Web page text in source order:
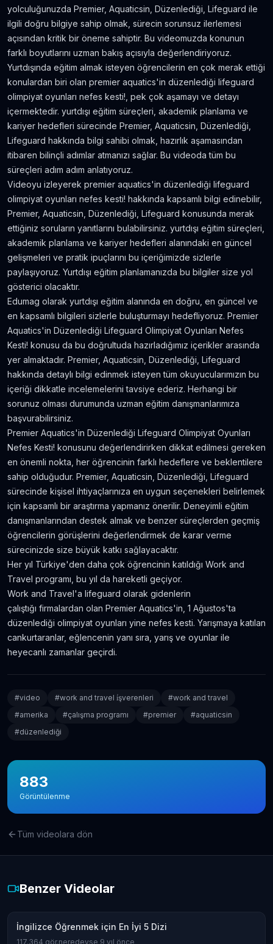
Avustralya’da Çekilmiş 7 Efsane Film
6.403gör.neredeyse 11 yıl önce
Film ve Dizi İzleyerek İngilizce Öğrenmek
İsteyenlere Tavsiyeler
Amerika'da Teknoloji Alışverişi ve Elektronik
Eşya Fiyatları
5.636gör.neredeyse 9 yıl önce
Kanada’da İyi Para Kazandıran 10 İş
5.381gör.yaklaşık 8 yıl önce
Dil Öğrenmeye Nereden Başlamalı?
4.815 gör.neredeyse 8 yıl önce
Kanada Aylık Yaşam Masrafları | Toronto Pahalı
Mı?
4.809gör.8 yıldan fazla önce
yolculuğunuzda Premier, Aquaticsin, Düzenlediği, Lifeguard ile
ilgili doğru bilgiye sahip olmak, sürecin sorunsuz ilerlemesi
açısından kritik bir öneme sahiptir. Bu videomuzda konunun
farklı boyutlarını uzman bakış açısıyla değerlendiriyoruz.
Yurtdışında eğitim almak isteyen öğrencilerin en çok merak ettiği
konulardan biri olan premier aquatics'in düzenlediği lifeguard
olimpiyat oyunları nefes kesti!, pek çok aşamayı ve detayı
içermektedir. yurtdışı eğitim süreçleri, akademik planlama ve
kariyer hedefleri sürecinde Premier, Aquaticsin, Düzenlediği,
Lifeguard hakkında bilgi sahibi olmak, hazırlık aşamasından
itibaren bilinçli adımlar atmanızı sağlar. Bu videoda tüm bu
süreçleri adım adım anlatıyoruz.
Videoyu izleyerek premier aquatics'in düzenlediği lifeguard
olimpiyat oyunları nefes kesti! hakkında kapsamlı bilgi edinebilir,
Premier, Aquaticsin, Düzenlediği, Lifeguard konusunda merak
ettiğiniz soruların yanıtlarını bulabilirsiniz. yurtdışı eğitim süreçleri,
akademik planlama ve kariyer hedefleri alanındaki en güncel
gelişmeleri ve pratik ipuçlarını bu içeriğimizde sizlerle
paylaşıyoruz. Yurtdışı eğitim planlamanızda bu bilgiler size yol
gösterici olacaktır.
Edumag olarak yurtdışı eğitim alanında en doğru, en güncel ve
en kapsamlı bilgileri sizlerle buluşturmayı hedefliyoruz. Premier
Aquatics'in Düzenlediği Lifeguard Olimpiyat Oyunları Nefes
Kesti! konusu da bu doğrultuda hazırladığımız içerikler arasında
yer almaktadır. Premier, Aquaticsin, Düzenlediği, Lifeguard
hakkında detaylı bilgi edinmek isteyen tüm okuyucularımızın bu
içeriği dikkatle incelemelerini tavsiye ederiz. Herhangi bir
sorunuz olması durumunda uzman eğitim danışmanlarımıza
başvurabilirsiniz.
Premier Aquatics'in Düzenlediği Lifeguard Olimpiyat Oyunları
Nefes Kesti! konusunu değerlendirirken dikkat edilmesi gereken
en önemli nokta, her öğrencinin farklı hedeflere ve beklentilere
sahip olduğudur. Premier, Aquaticsin, Düzenlediği, Lifeguard
sürecinde kişisel ihtiyaçlarınıza en uygun seçenekleri belirlemek
için kapsamlı bir araştırma yapmanız önerilir. Deneyimli eğitim
danışmanlarından destek almak ve benzer süreçlerden geçmiş
öğrencilerin görüşlerini değerlendirmek de karar verme
sürecinizde size büyük katkı sağlayacaktır.
Her yıl Türkiye'den daha çok öğrencinin katıldığı Work and
Travel programı, bu yıl da hareketli geçiyor.
Work and Travel'a lifeguard olarak gidenlerin
çalıştığı firmalardan olan Premier Aquatics'in, 1 Ağustos'ta
düzenlediği olimpiyat oyunları yine nefes kesti. Yarışmaya katılan
cankurtaranlar, eğlencenin yanı sıra, yarış ve oyunlar ile
heyecanlı zamanlar geçirdi.
#video #work and travel i̇şverenleri #work and travel
#amerika #çalışma programı #premier #aquaticsin
#düzenlediği
883
Görüntülenme
Tüm videolara dön
Benzer Videolar
İngilizce Öğrenmek için En İyi 5 Dizi
117.364 gör.neredeyse 9 yıl önce